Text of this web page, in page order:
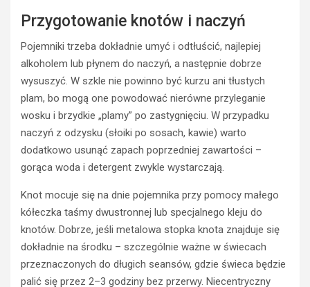
Przygotowanie knotów i naczyń
Pojemniki trzeba dokładnie umyć i odtłuścić, najlepiej
alkoholem lub płynem do naczyń, a następnie dobrze
wysuszyć. W szkle nie powinno być kurzu ani tłustych
plam, bo mogą one powodować nierówne przyleganie
wosku i brzydkie „plamy” po zastygnięciu. W przypadku
naczyń z odzysku (słoiki po sosach, kawie) warto
dodatkowo usunąć zapach poprzedniej zawartości –
gorąca woda i detergent zwykle wystarczają.
Knot mocuje się na dnie pojemnika przy pomocy małego
kółeczka taśmy dwustronnej lub specjalnego kleju do
knotów. Dobrze, jeśli metalowa stopka knota znajduje się
dokładnie na środku – szczególnie ważne w świecach
przeznaczonych do długich seansów, gdzie świeca będzie
palić się przez 2–3 godziny bez przerwy. Niecentryczny